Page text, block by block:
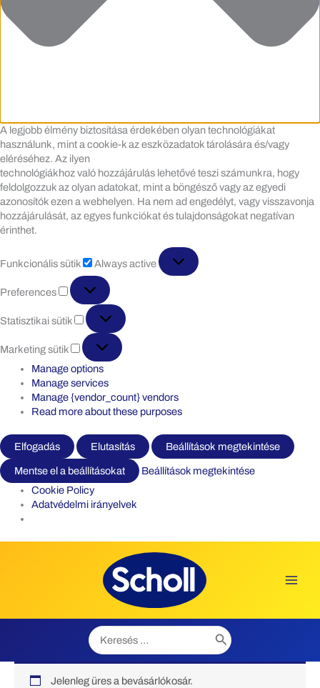
A legjobb élmény biztosítása érdekében olyan technológiákat
használunk, mint a cookie-k az eszközadatok tárolására és/vagy
eléréséhez. Az ilyen
technológiákhoz való hozzájárulás lehetővé teszi számunkra, hogy
feldolgozzuk az olyan adatokat, mint a böngésző vagy az egyedi
azonosítók ezen a webhelyen. Ha nem ad engedélyt, vagy visszavonja
hozzájárulását, az egyes funkciókat és tulajdonságokat negatívan
érinthet.
Funkcionális sütik
sütik
Always active
Preferences
Preferences
Statisztikai sütik
Statisztikai
sütik
Marketing sütik
Marketing
sütik
Manage options
Manage services
Manage {vendor_count} vendors
Read more about these purposes
Elfogadás Elutasítás Beállítások megtekintése
Mentse el a beállításokat
Beállítások megtekintése
Cookie Policy
Adatvédelmi irányelvek
Search
for:
Jelenleg üres a bevásárlókosár.